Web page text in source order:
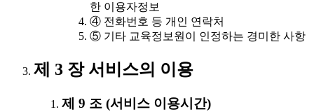
한 이용자정보
④ 전화번호 등 개인 연락처
⑤ 기타 교육정보원이 인정하는 경미한 사항
제 3 장 서비스의 이용
제 9 조 (서비스 이용시간)